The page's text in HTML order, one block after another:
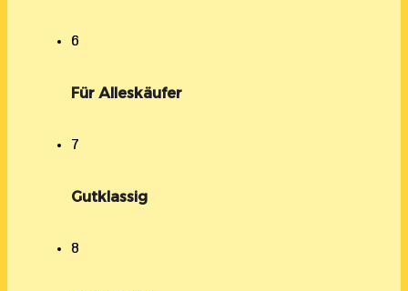
6
Für Alleskäufer
7
Gutklassig
8